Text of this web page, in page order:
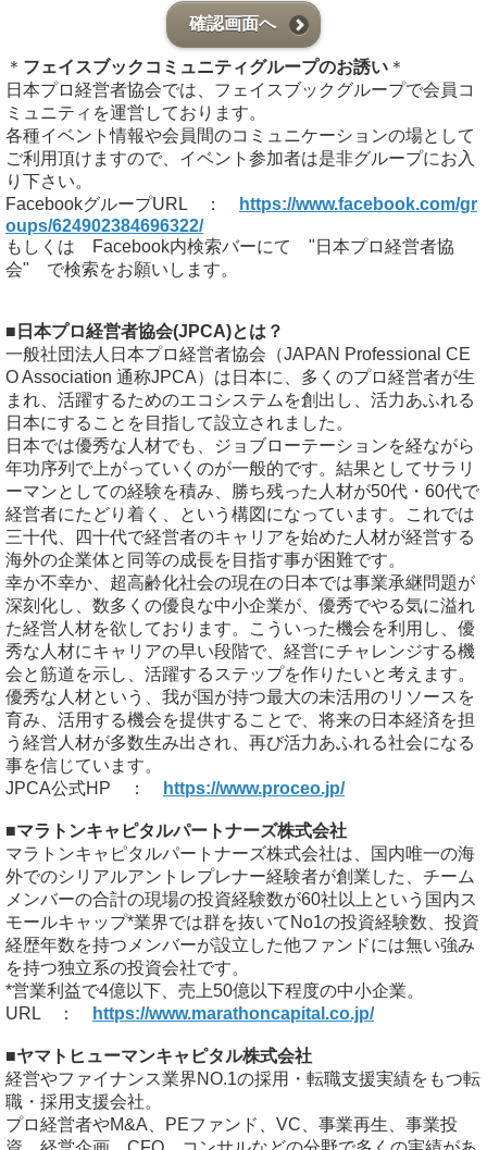
確認画面へ
＊ フェイスブックコミュニティグループのお誘い ＊
日本プロ経営者協会では、フェイスブックグループで会員コ
ミュニティを運営しております。
各種イベント情報や会員間のコミュニケーションの場として
ご利用頂けますので、イベント参加者は是非グループにお入
り下さい。
FacebookグループURL ：
https://www.facebook.com/gr
oups/624902384696322/
もしくは Facebook内検索バーにて "日本プロ経営者協
会" で検索をお願いします。
■日本プロ経営者協会(JPCA)とは？
一般社団法人日本プロ経営者協会（JAPAN Professional CE
O Association 通称JPCA）は日本に、多くのプロ経営者が生
まれ、活躍するためのエコシステムを創出し、活力あふれる
日本にすることを目指して設立されました。
日本では優秀な人材でも、ジョブローテーションを経ながら
年功序列で上がっていくのが一般的です。結果としてサラリ
ーマンとしての経験を積み、勝ち残った人材が50代・60代で
経営者にたどり着く、という構図になっています。これでは
三十代、四十代で経営者のキャリアを始めた人材が経営する
海外の企業体と同等の成長を目指す事が困難です。
幸か不幸か、超高齢化社会の現在の日本では事業承継問題が
深刻化し、数多くの優良な中小企業が、優秀でやる気に溢れ
た経営人材を欲しております。こういった機会を利用し、優
秀な人材にキャリアの早い段階で、経営にチャレンジする機
会と筋道を示し、活躍するステップを作りたいと考えます。
優秀な人材という、我が国が持つ最大の未活用のリソースを
育み、活用する機会を提供することで、将来の日本経済を担
う経営人材が多数生み出され、再び活力あふれる社会になる
事を信じています。
JPCA公式HP ：
https://www.proceo.jp/
■マラトンキャピタルパートナーズ株式会社
マラトンキャピタルパートナーズ株式会社は、国内唯一の海
外でのシリアルアントレプレナー経験者が創業した、チーム
メンバーの合計の現場の投資経験数が60社以上という国内ス
モールキャップ*業界では群を抜いてNo1の投資経験数、投資
経歴年数を持つメンバーが設立した他ファンドには無い強み
を持つ独立系の投資会社です。
*営業利益で4億以下、売上50億以下程度の中小企業。
URL ：
https://www.marathoncapital.co.jp/
■ヤマトヒューマンキャピタル株式会社
経営やファイナンス業界NO.1の採用・転職支援実績をもつ転
職・採用支援会社。
プロ経営者やM&A、PEファンド、VC、事業再生、事業投